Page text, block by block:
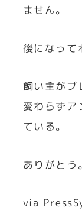
ません。
後になって
飼い主がブ
変わらずア
ている。
ありがとう。
via